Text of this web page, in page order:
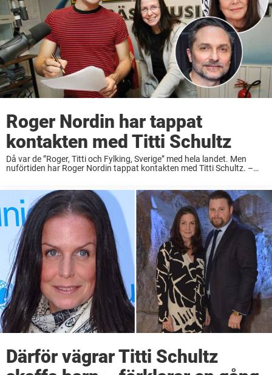
Roger Nordin har tappat
kontakten med Titti Schultz
Då var de ”Roger, Titti och Fylking, Sverige” med hela landet. Men
nuförtiden har Roger Nordin tappat kontakten med Titti Schultz. –
Därför vägrar Titti Schultz